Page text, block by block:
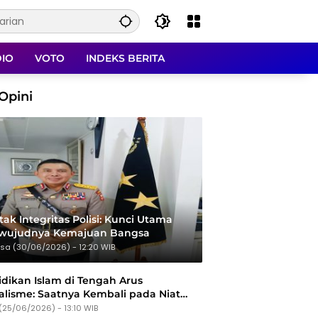
VOTO INDEKS BERITA
Integritas Polisi: Kunci Utama
Kemajuan Bangsa
(30/06/2026) - 12:20 WIB
Islam di Tengah Arus
Saatnya Kembali pada Niat
06/2026) - 13:10 WIB